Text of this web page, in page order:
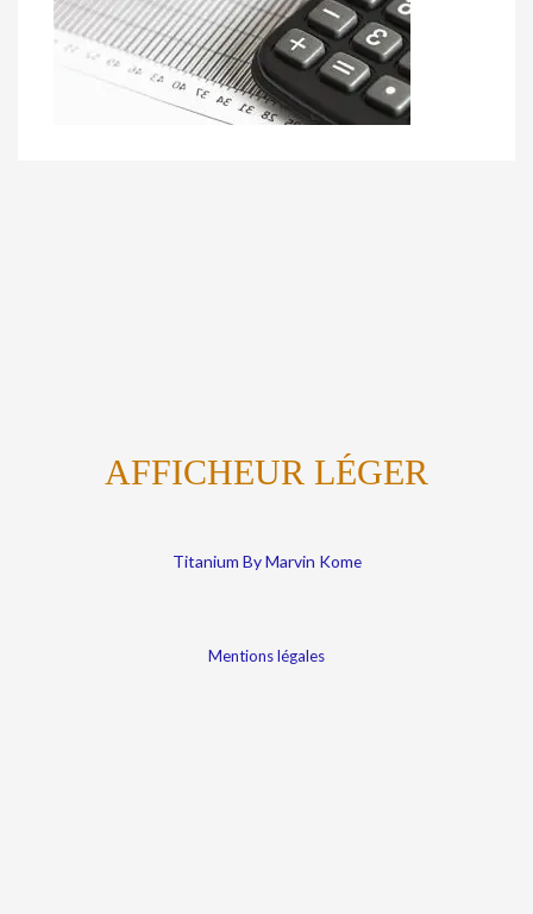
AFFICHEUR LÉGER
Titanium By Marvin Kome
Mentions légales